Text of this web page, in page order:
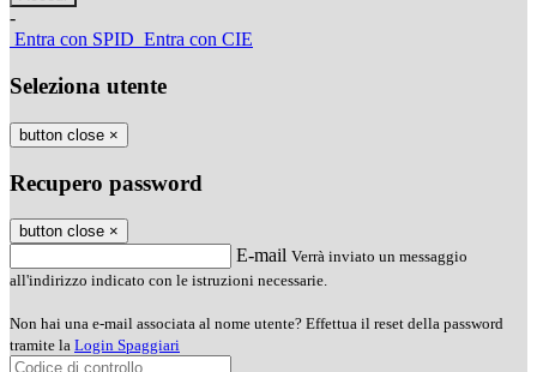
-
Entra con SPID Entra con CIE
Seleziona utente
button close ×
Recupero password
button close ×
E-mail Verrà inviato un messaggio
all'indirizzo indicato con le istruzioni necessarie.
Non hai una e-mail associata al nome utente? Effettua il reset della password
tramite la Login Spaggiari